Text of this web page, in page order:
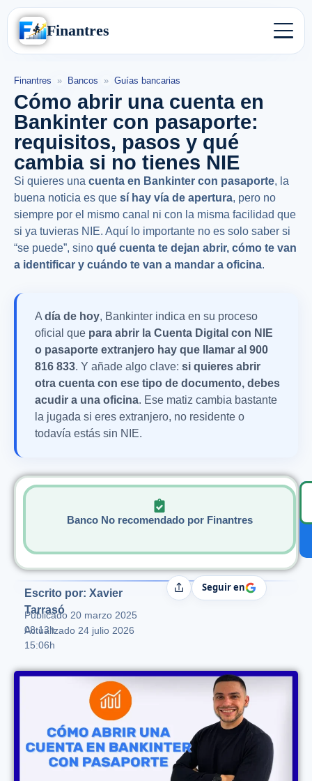
Finantres
Finantres » Bancos » Guías bancarias
Cómo abrir una cuenta en
Bankinter con pasaporte:
requisitos, pasos y qué
cambia si no tienes NIE
Si quieres una cuenta en Bankinter con pasaporte, la
buena noticia es que sí hay vía de apertura, pero no
siempre por el mismo canal ni con la misma facilidad que
si ya tuvieras NIE. Aquí lo importante no es solo saber si
“se puede”, sino qué cuenta te dejan abrir, cómo te van
a identificar y cuándo te van a mandar a oficina.
A día de hoy, Bankinter indica en su proceso
oficial que para abrir la Cuenta Digital con NIE
o pasaporte extranjero hay que llamar al 900
816 833. Y añade algo clave: si quieres abrir
otra cuenta con ese tipo de documento, debes
acudir a una oficina. Ese matiz cambia bastante
la jugada si eres extranjero, no residente o
todavía estás sin NIE.
Banco No recomendado por Finantres
Escrito por: Xavier
Tarrasó
Publicado 20 marzo 2025
08:13h
Actualizado 24 julio 2026
15:06h
CompartirSeguir en